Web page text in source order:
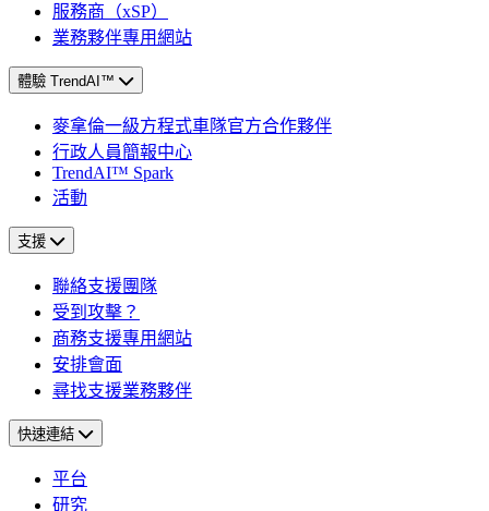
服務商（xSP）
業務夥伴專用網站
體驗 TrendAI™
麥拿倫一級方程式車隊官方合作夥伴
行政人員簡報中心
TrendAI™ Spark
活動
支援
聯絡支援團隊
受到攻擊？
商務支援專用網站
安排會面
尋找支援業務夥伴
快速連結
平台
研究